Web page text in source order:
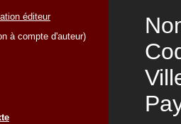
éditeur
à compte d'auteur)